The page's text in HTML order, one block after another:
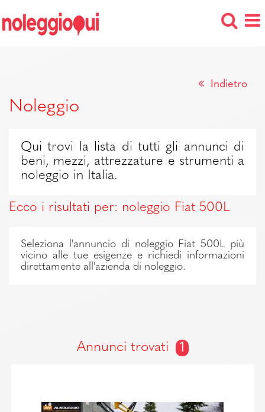
Indietro
Noleggio
Qui trovi la lista di tutti gli annunci di
beni, mezzi, attrezzature e strumenti a
noleggio in Italia.
Ecco i risultati per: noleggio Fiat 500L
Seleziona l'annuncio di noleggio Fiat 500L più
vicino alle tue esigenze e richiedi informazioni
direttamente all'azienda di noleggio.
Annunci trovati 1